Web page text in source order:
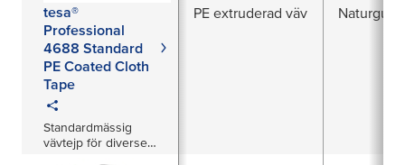
tesa®
Professional
4688 Standard
PE Coated Cloth
Tape
Standardmässig
vävtejp för diverse
PE extruderad väv